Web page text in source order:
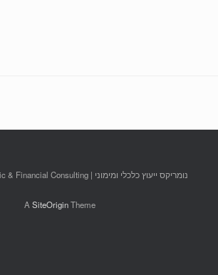
נומריקס ייעוץ כלכלי ומימוני | Numerics Economic & Financial Consulting
A SiteOriginTheme